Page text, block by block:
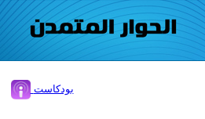
بودكاست